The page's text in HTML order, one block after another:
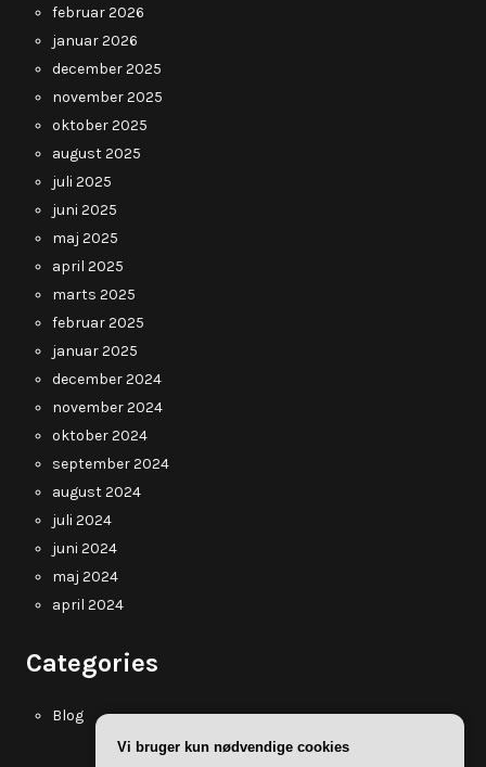
februar 2026
januar 2026
december 2025
november 2025
oktober 2025
august 2025
juli 2025
juni 2025
maj 2025
april 2025
marts 2025
februar 2025
januar 2025
december 2024
november 2024
oktober 2024
september 2024
august 2024
juli 2024
juni 2024
maj 2024
april 2024
Categories
Blog
Vi bruger kun nødvendige cookies